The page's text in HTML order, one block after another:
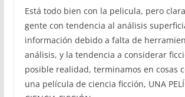
Está todo bien con la pelicula, pero
gente con tendencia al análisis
información debido a falta de
análisis, y la tendencia a considerar
posible realidad, terminamos en cosas
una película de ciencia ficción, UNA